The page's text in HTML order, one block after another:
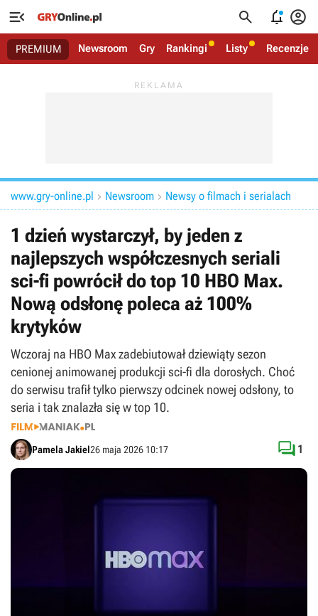
   
PREMIUM Newsroom Gry Rankingi Listy Recenzje
www.gry-online.pl  Newsroom  Newsy o filmach i serialach
1 dzień wystarczył, by jeden z
najlepszych współczesnych seriali
sci-fi powrócił do top 10 HBO Max.
Nową odsłonę poleca aż 100%
krytyków
Wczoraj na HBO Max zadebiutował dziewiąty sezon
cenionej animowanej produkcji sci-fi dla dorosłych. Choć
do serwisu trafił tylko pierwszy odcinek nowej odsłony, to
seria i tak znalazła się w top 10.
Pamela Jakiel26 maja 2026 10:17  1